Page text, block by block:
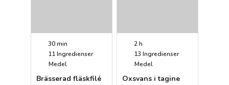
30 min
11Ingredienser
Medel
Brässerad fläskfilé
2 h
13 Ingredienser
Medel
Oxsvans i tagine